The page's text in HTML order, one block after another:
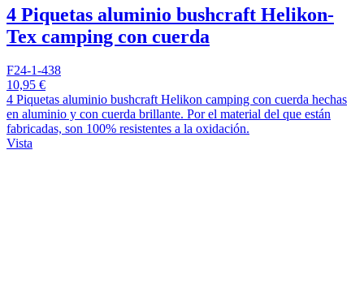
4 Piquetas aluminio bushcraft Helikon-
Tex camping con cuerda
F24-1-438
10,95 €
4 Piquetas aluminio bushcraft Helikon camping con cuerda hechas
en aluminio y con cuerda brillante. Por el material del que están
fabricadas, son 100% resistentes a la oxidación.
Vista